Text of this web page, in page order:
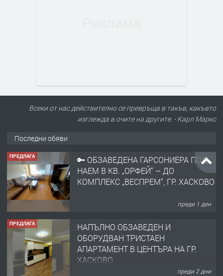
Всеки от нас действително се превръща в такъв, какъвто
изглежда в очите на другите. - Карл Маркс
Последни обяви
ПРЕДЛАГА
🔑 ОБЗАВЕДЕНА ГАРСОНИЕРА ПОД
НАЕМ В КВ. „ОРФЕЙ“ – ДО
КОМПЛЕКС „ВЕСПРЕМ“, ГР. ХАСКОВО
преди 1 ден
ПРЕДЛАГА
НАПЪЛНО ОБЗАВЕДЕН И
ОБОРУДВАН ТРИСТАЕН
АПАРТАМЕНТ В ЦЕНТЪРА НА ГР.
ХАСКОВО
преди 2 дни